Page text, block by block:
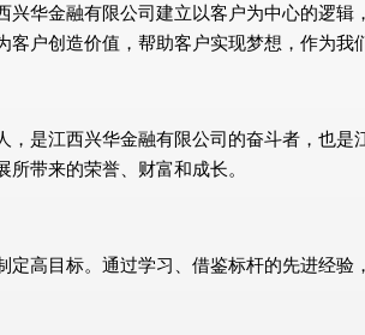
华金融有限公司建立以客户为中心的逻
户创造价值，帮助客户实现梦想，作为我
是江西兴华金融有限公司的奋斗者，也
带来的荣誉、财富和成长。
高目标。通过学习、借鉴标杆的先进经